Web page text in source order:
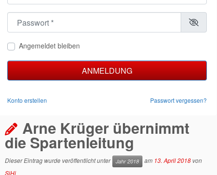
Angemeldet bleiben
ANMELDUNG
Konto erstellen Passwort vergessen?
Arne Krüger übernimmt
die Spartenleitung
Dieser Eintrag wurde veröffentlicht unter Jahr 2018 am 13. April 2018 von
SiHi